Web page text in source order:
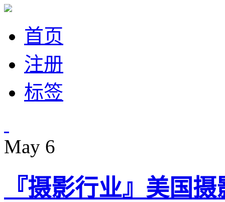
首页
注册
标签
May 6
『摄影行业』美国